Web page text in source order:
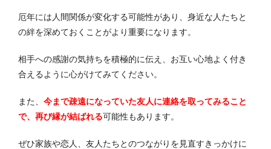
厄年には人間関係が変化する可能性があり、身近な人たちと
の絆を深めておくことがより重要になります。
相手への感謝の気持ちを積極的に伝え、お互い心地よく付き
合えるように心がけてみてください。
また、 今まで疎遠になっていた友人に連絡を取ってみること
で、再び縁が結ばれる可能性もあります。
ぜひ家族や恋人、友人たちとのつながりを見直すきっかけに